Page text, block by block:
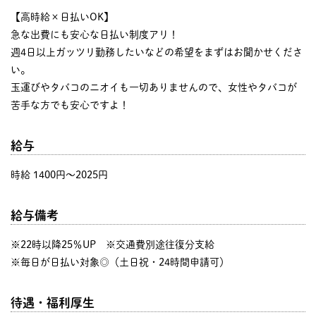
【高時給×日払いOK】
急な出費にも安心な日払い制度アリ！
週4日以上ガッツリ勤務したいなどの希望をまずはお聞かせくださ
い。
玉運びやタバコのニオイも一切ありませんので、女性やタバコが
苦手な方でも安心ですよ！
給与
時給 1400円〜2025円
給与備考
※22時以降25％UP ※交通費別途往復分支給
※毎日が日払い対象◎（土日祝・24時間申請可）
待遇・福利厚生